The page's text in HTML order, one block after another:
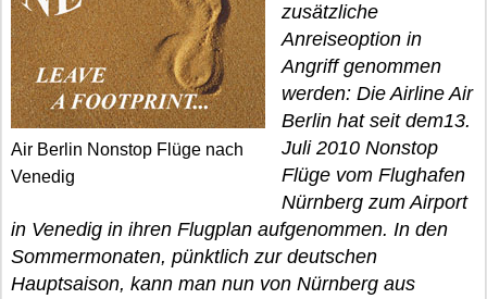
Air Berlin Nonstop Flüge nach
Venedig
zusätzliche
Anreiseoption in
Angriff genommen
werden: Die Airline Air
Berlin hat seit dem13.
Juli 2010 Nonstop
Flüge vom Flughafen
Nürnberg zum Airport
in Venedig in ihren Flugplan aufgenommen. In den
Sommermonaten, pünktlich zur deutschen
Hauptsaison, kann man nun von Nürnberg aus